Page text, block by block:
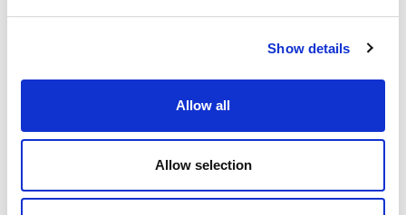
Show details
Allow all
Allow selection
Settings